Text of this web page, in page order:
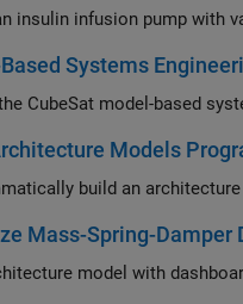
insulin infusion pump with
Systems
CubeSat model-based
Models
build an
Mass-Spring-Damper
model with